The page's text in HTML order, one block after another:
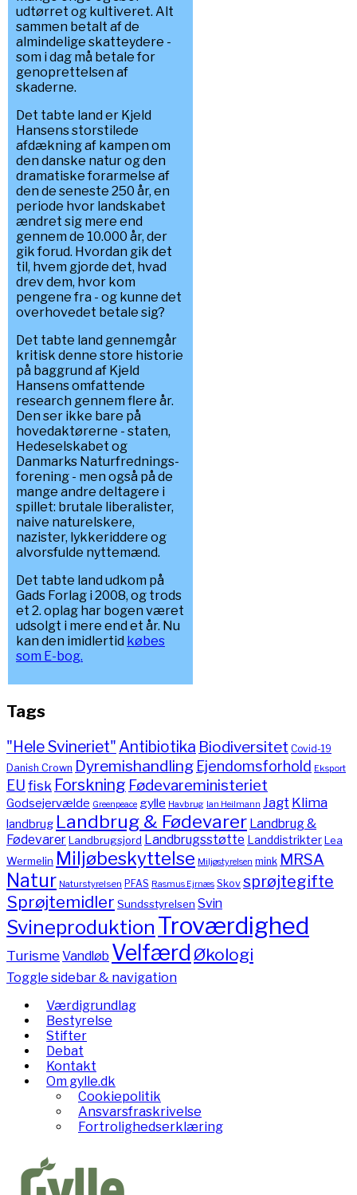
udtørret og kultiveret. Alt
sammen betalt af de
almindelige skatteydere -
som i dag må betale for
genoprettelsen af
skaderne.
Det tabte land er Kjeld
Hansens storstilede
afdækning af kampen om
den danske natur og den
dramatiske forarmelse af
den de seneste 250 år, en
periode hvor landskabet
ændret sig mere end
gennem de 10.000 år, der
gik forud. Hvordan gik det
til, hvem gjorde det, hvad
drev dem, hvor kom
pengene fra - og kunne det
overhovedet betale sig?
Det tabte land gennemgår
kritisk denne store historie
på baggrund af Kjeld
Hansens omfattende
research gennem flere år.
Den ser ikke bare på
hovedaktørerne - staten,
Hedeselskabet og
Danmarks Naturfrednings-
forening - men også på de
mange andre deltagere i
spillet: brutale liberalister,
naive naturelskere,
nazister, lykkeriddere og
alvorsfulde nyttemænd.
Det tabte land udkom på
Gads Forlag i 2008, og trods
et 2. oplag har bogen været
udsolgt i mere end et år. Nu
kan den imidlertid købes
som E-bog.
Tags
"Hele Svineriet" Antibiotika Biodiversitet Covid-19
Danish Crown Dyremishandling Ejendomsforhold Eksport
EUfisk Forskning Fødevareministeriet
Godsejervælde Greenpeace gylle Havbrug Ian Heilmann Jagt Klima
landbrug Landbrug & Fødevarer Landbrug &
FødevarerLandbrugsjord Landbrugsstøtte LanddistrikterLea
Wermelin Miljøbeskyttelse Miljøstyrelsen mink MRSA
Natur Naturstyrelsen PFAS Rasmus Ejrnæs Skov sprøjtegifte
Sprøjtemidler Sundsstyrelsen Svin
Svineproduktion Troværdighed
TurismeVandløb Velfærd Økologi
Toggle sidebar & navigation
Værdigrundlag
Bestyrelse
Stifter
Debat
Kontakt
Om gylle.dk
Cookiepolitik
Ansvarsfraskrivelse
Fortrolighedserklæring